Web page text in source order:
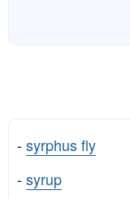
-syrphus fly
-syrup